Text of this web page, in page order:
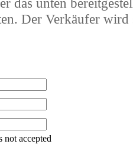
Der Verkäufer wird
not accepted